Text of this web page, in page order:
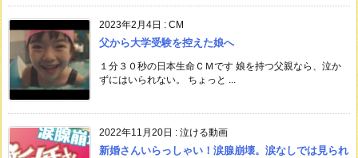
2023年2月4日 : CM
父から大学受験を控えた娘へ
１分３０秒の日本生命ＣＭです 娘を持つ父親なら、泣か
ずにはいられない。 ちょっと ...
2022年11月20日 : 泣ける動画
新婚さんいらっしゃい！涙腺崩壊。涙なしでは見られ